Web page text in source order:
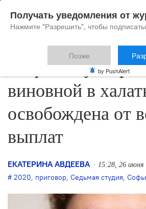
Апфельбаум
виновной в
освобождена от
выплат
ЕКАТЕРИНА АВДЕЕВА 15:28, 26 июня
2020, приговор, Седьмая студия,
Получать уведомления от
Нажмите "Разрешить", чтобы
Позже
by PushAlert